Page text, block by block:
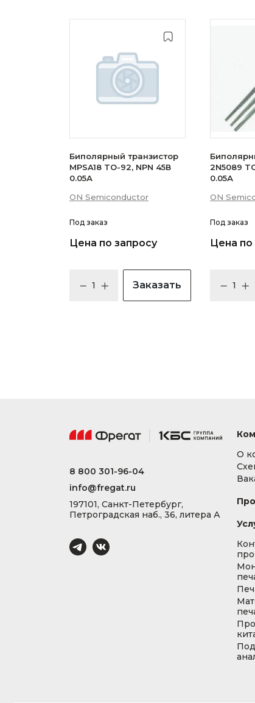
Биполярный транзистор
MPSA18 TO-92, NPN 45В
0.05А
ON Semiconductor
Под заказ
Цена по запросу
Заказать
2N5089
0.05А
ON
Под заказ
Цена по
8 800 301-96-04
info@fregat.ru
197101, Санкт-Петербург,
Петроградская наб., 36, литера А
О